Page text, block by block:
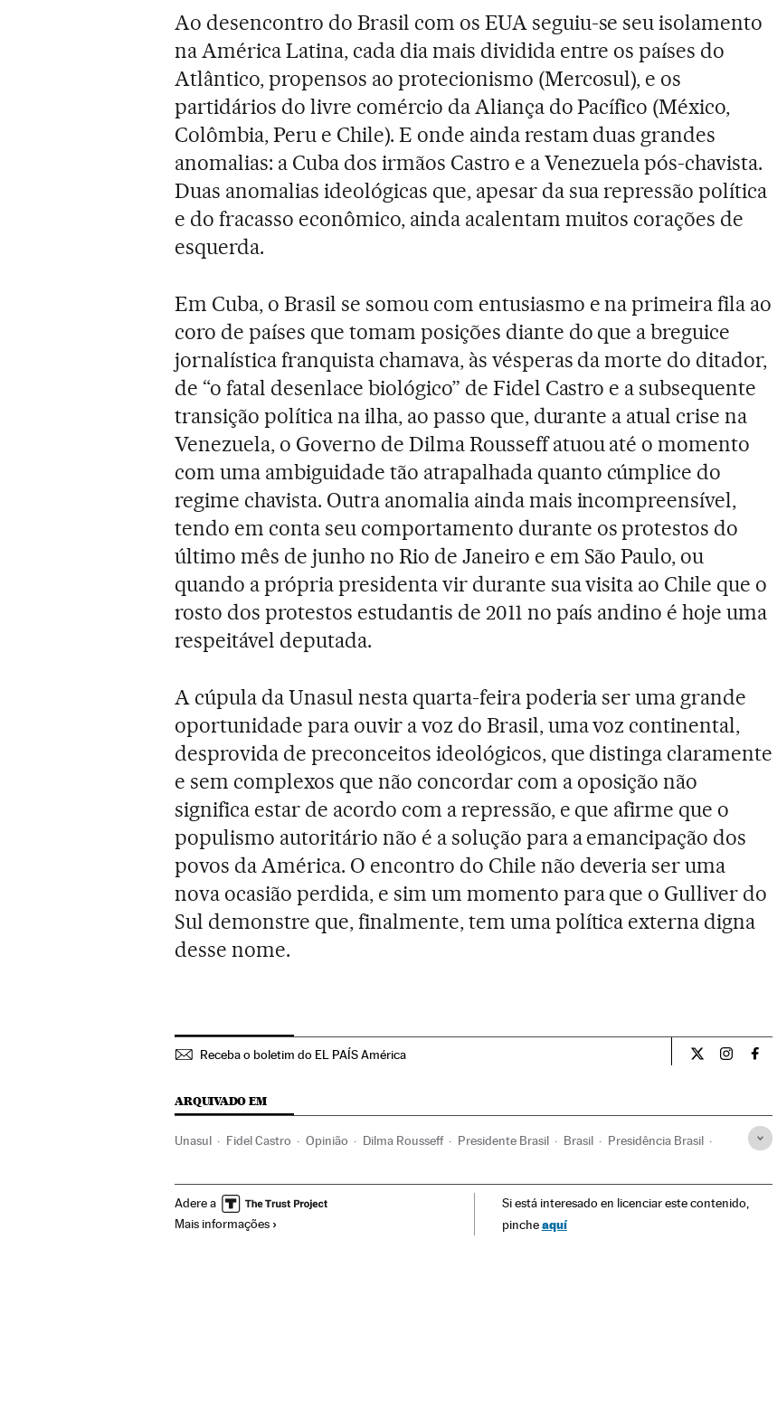
Ao desencontro do Brasil com os EUA seguiu-se seu isolamento
na América Latina, cada dia mais dividida entre os países do
Atlântico, propensos ao protecionismo (Mercosul), e os
partidários do livre comércio da Aliança do Pacífico (México,
Colômbia, Peru e Chile). E onde ainda restam duas grandes
anomalias: a Cuba dos irmãos Castro e a Venezuela pós-chavista.
Duas anomalias ideológicas que, apesar da sua repressão política
e do fracasso econômico, ainda acalentam muitos corações de
esquerda.
Em Cuba, o Brasil se somou com entusiasmo e na primeira fila ao
coro de países que tomam posições diante do que a breguice
jornalística franquista chamava, às vésperas da morte do ditador,
de “o fatal desenlace biológico” de Fidel Castro e a subsequente
transição política na ilha, ao passo que, durante a atual crise na
Venezuela, o Governo de Dilma Rousseff atuou até o momento
com uma ambiguidade tão atrapalhada quanto cúmplice do
regime chavista. Outra anomalia ainda mais incompreensível,
tendo em conta seu comportamento durante os protestos do
último mês de junho no Rio de Janeiro e em São Paulo, ou
quando a própria presidenta vir durante sua visita ao Chile que o
rosto dos protestos estudantis de 2011 no país andino é hoje uma
respeitável deputada.
A cúpula da Unasul nesta quarta-feira poderia ser uma grande
oportunidade para ouvir a voz do Brasil, uma voz continental,
desprovida de preconceitos ideológicos, que distinga claramente
e sem complexos que não concordar com a oposição não
significa estar de acordo com a repressão, e que afirme que o
populismo autoritário não é a solução para a emancipação dos
povos da América. O encontro do Chile não deveria ser uma
nova ocasião perdida, e sim um momento para que o Gulliver do
Sul demonstre que, finalmente, tem uma política externa digna
desse nome.
Receba o boletim do EL PAÍS América Opiniao El
Opiniao
ARQUIVADO EM
Unasul Fidel Castro Opinião Dilma Rousseff Presidente Brasil Brasil Presidência Brasil
Administração Estado Administração pública Caribe América Latina América
Política
Adere a
Mais informações
Si está interesado en licenciar este contenido,
pincheaquí